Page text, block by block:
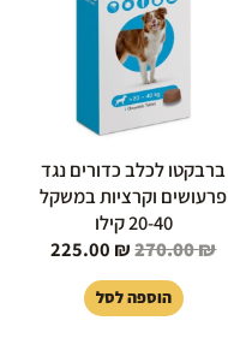
ברבקטו לכלב כדורים נגד
פרעושים וקרציות במשקל
20-40 קילו
270.00₪
225.00 ₪
הוספה לסל